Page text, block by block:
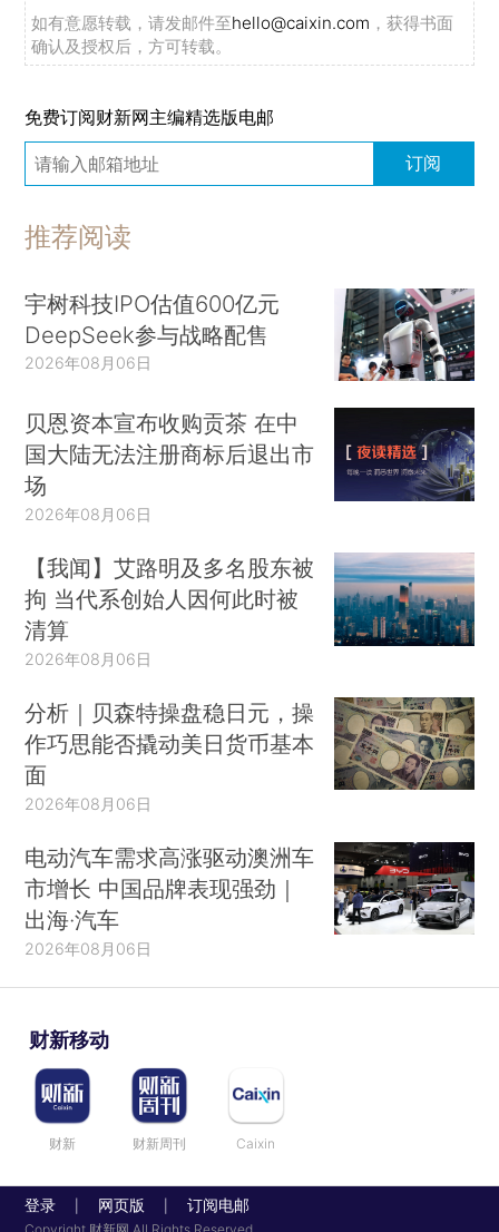
如有意愿转载，请发邮件至hello@caixin.com ，获得书面
确认及授权后，方可转载。
免费订阅财新网主编精选版电邮
订阅
推荐阅读
宇树科技IPO估值600亿元
DeepSeek参与战略配售
2026年08月06日
贝恩资本宣布收购贡茶 在中
国大陆无法注册商标后退出市
场
2026年08月06日
【我闻】艾路明及多名股东被
拘 当代系创始人因何此时被
清算
2026年08月06日
分析｜贝森特操盘稳日元，操
作巧思能否撬动美日货币基本
面
2026年08月06日
电动汽车需求高涨驱动澳洲车
市增长 中国品牌表现强劲｜
出海·汽车
2026年08月06日
财新移动
财新 财新周刊 Caixin
登录 网页版 订阅电邮